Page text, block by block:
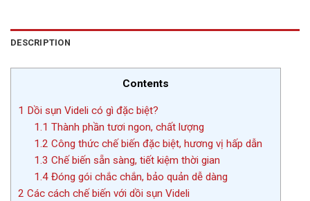
DESCRIPTION
Contents
1 Dồi sụn Videli có gì đặc biệt?
1.1 Thành phần tươi ngon, chất lượng
1.2 Công thức chế biến đặc biệt, hương vị hấp dẫn
1.3 Chế biến sẵn sàng, tiết kiệm thời gian
1.4Đóng gói chắc chắn, bảo quản dễ dàng
2 Các cách chế biến với dồi sụn Videli